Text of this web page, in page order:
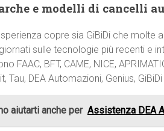
e modelli di cancelli
copre sia GiBiDi che
sulle tecnologie più recenti e
FAAC, BFT, CAME, NICE,
Tau, DEA Automazioni, Genius,
aiutarti anche per Assistenza DEA